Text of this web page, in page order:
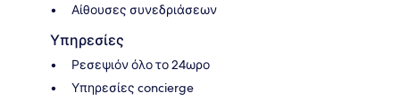
Αίθουσες συνεδριάσεων
Υπηρεσίες
Ρεσεψιόν όλο το 24ωρο
Υπηρεσίες concierge